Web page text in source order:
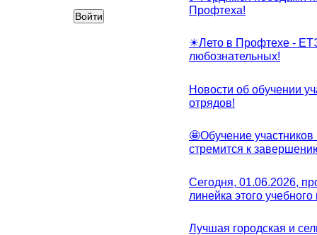
Профтеха!
☀Лето в Профтехе -
любознательных!
Новости об обучении
отрядов!
🤩Обучение участников
стремится к
Сегодня, 01.06.2026,
линейка этого учебного
Лучшая городская и